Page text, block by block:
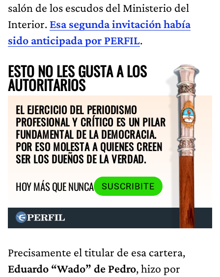
salón de los escudos del Ministerio del
Interior. Esa segunda invitación había
sido anticipada por PERFIL.
ESTO NO LES GUSTA A LOS
AUTORITARIOS
EL EJERCICIO DEL PERIODISMO
PROFESIONAL Y CRÍTICO ES UN PILAR
FUNDAMENTAL DE LA DEMOCRACIA.
POR ESO MOLESTA A QUIENES CREEN
SER LOS DUEÑOS DE LA VERDAD.
HOY MÁS QUE NUNCA
SUSCRIBITE
Precisamente el titular de esa cartera,
Eduardo “Wado” de Pedro, hizo por